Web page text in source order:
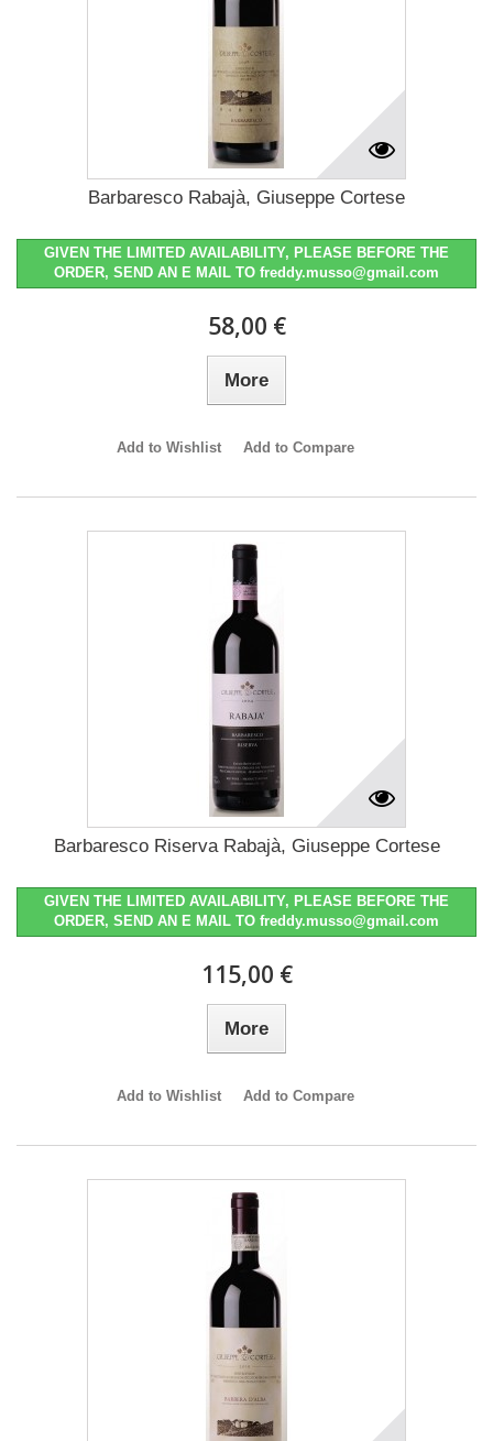
Barbaresco Rabajà, Giuseppe Cortese
GIVEN THE LIMITED AVAILABILITY, PLEASE BEFORE THE
ORDER, SEND AN E MAIL TO freddy.musso@gmail.com
58,00 €
More
Add to Wishlist Add to Compare
Barbaresco Riserva Rabajà, Giuseppe Cortese
GIVEN THE LIMITED AVAILABILITY, PLEASE BEFORE THE
ORDER, SEND AN E MAIL TO freddy.musso@gmail.com
115,00 €
More
Add to Wishlist Add to Compare